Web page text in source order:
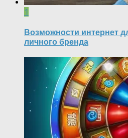
1
Возможности интернет
личного бренда